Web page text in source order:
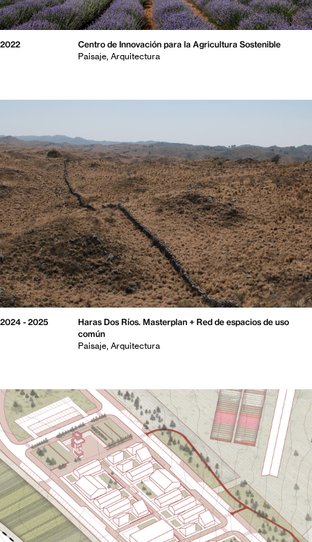
2022
Centro de Innovación para la Agricultura Sostenible
Paisaje Arquitectura
2024 - 2025
Haras Dos Ríos. Masterplan + Red de espacios de uso
común
Paisaje Arquitectura